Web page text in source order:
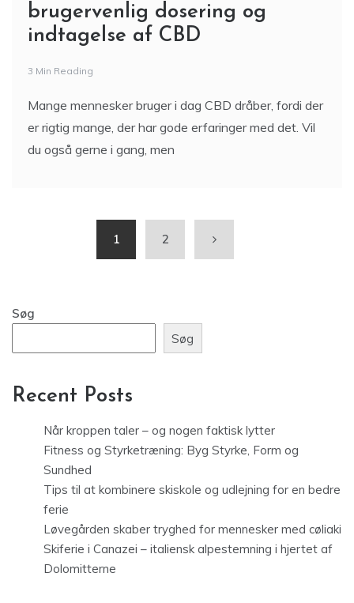
brugervenlig dosering og
indtagelse af CBD
3 Min Reading
Mange mennesker bruger i dag CBD dråber, fordi der
er rigtig mange, der har gode erfaringer med det. Vil
du også gerne i gang, men
1 2
Søg
Søg
Recent Posts
Når kroppen taler – og nogen faktisk lytter
Fitness og Styrketræning: Byg Styrke, Form og
Sundhed
Tips til at kombinere skiskole og udlejning for en bedre
ferie
Løvegården skaber tryghed for mennesker med cøliaki
Skiferie i Canazei – italiensk alpestemning i hjertet af
Dolomitterne